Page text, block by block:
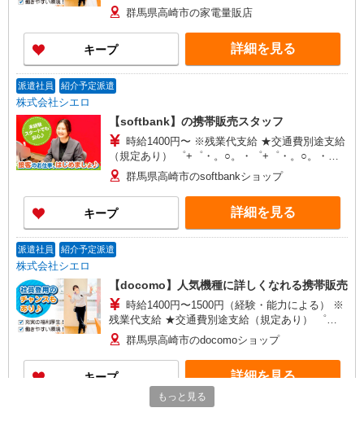
+゜ 入社祝い金10万円支給(規定有) お友達を紹介
頂くと, インセンティブ支給(規定有) ★月2回払
い・週払い可能（規程有）★ ゜・。○。・゜
+゜・。○。・゜+゜
群馬県高崎市の家電量販店
キープ 詳細を見る
派遣社員 紹介予定派遣
株式会社シエロ
【softbank】の携帯販売スタッフ
時給1400円〜 ※残業代支給 ★交通費別途支給
（規定あり） ゜+゜・。○。・゜+゜・。○。・゜
+゜ 入社祝い金10万円支給(規定有) お友達を紹介
頂くと, インセンティブ支給(規定有) ★月2回払
い・週払い可能（規程有）★ ゜・。○。・゜
+゜・。○。・゜+゜
群馬県高崎市のsoftbankショップ
キープ 詳細を見る
派遣社員 紹介予定派遣
株式会社シエロ
【docomo】人気機種に詳しくなれる携帯販売
時給1400円〜1500円（経験・能力による） ※
残業代支給 ★交通費別途支給（規定あり） ゜
+゜・。○。・゜+゜・。○。・゜+゜ 入社祝い金10
万円支給(規定有) お友達を紹介頂くと, インセンテ
ィブ支給(規定有) ★月2回払い・週払い可能（規程
有）★ ゜・。○。・゜+゜・。○。・゜+゜
群馬県高崎市のdocomoショップ
キープ 詳細を見る
もっと見る